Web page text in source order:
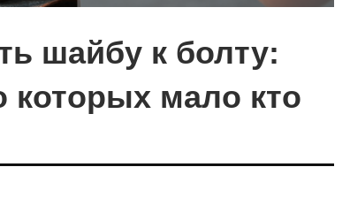
шайбу к болту:
мало кто